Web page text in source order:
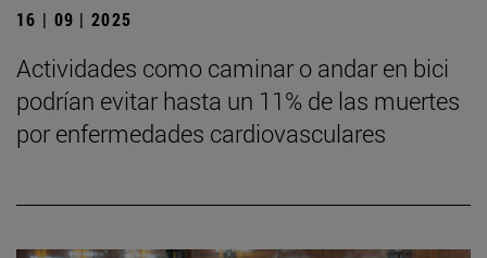
16 | 09 | 2025
Actividades como caminar o andar en bici
podrían evitar hasta un 11% de las muertes
por enfermedades cardiovasculares